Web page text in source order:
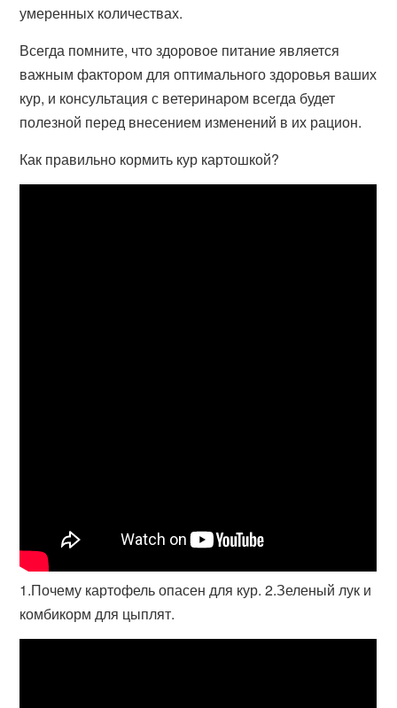
умеренных количествах.
Всегда помните, что здоровое питание является
важным фактором для оптимального здоровья ваших
кур, и консультация с ветеринаром всегда будет
полезной перед внесением изменений в их рацион.
Как правильно кормить кур картошкой?
1.Почему картофель опасен для кур. 2.Зеленый лук и
комбикорм для цыплят.